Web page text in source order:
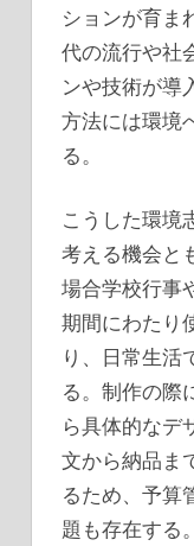
ションが育ま
代の流行や社
ンや技術が導
方法には環境
る。
こうした環境
考える機会と
場合学校行事
期間にわたり
り、日常生活
る。制作の際
ら具体的なデ
文から納品ま
るため、予算
題も存在する